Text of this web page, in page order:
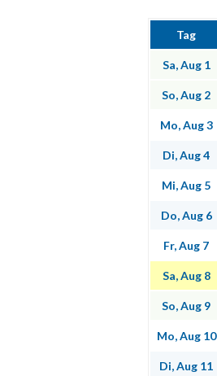
Tag
Sa, Aug 1
So, Aug 2
Mo, Aug 3
Di, Aug 4
Mi, Aug 5
Do, Aug 6
Fr, Aug 7
Sa, Aug 8
So, Aug 9
Mo, Aug 10
Di, Aug 11